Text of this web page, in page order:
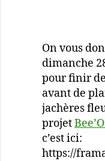
On vous
dimanche
pour finir
avant de
jachères
projet
c’est ici:
https://